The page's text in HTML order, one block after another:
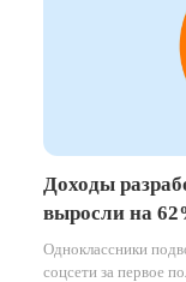
Доходы
выросли на
Одноклассники
соцсети за первое